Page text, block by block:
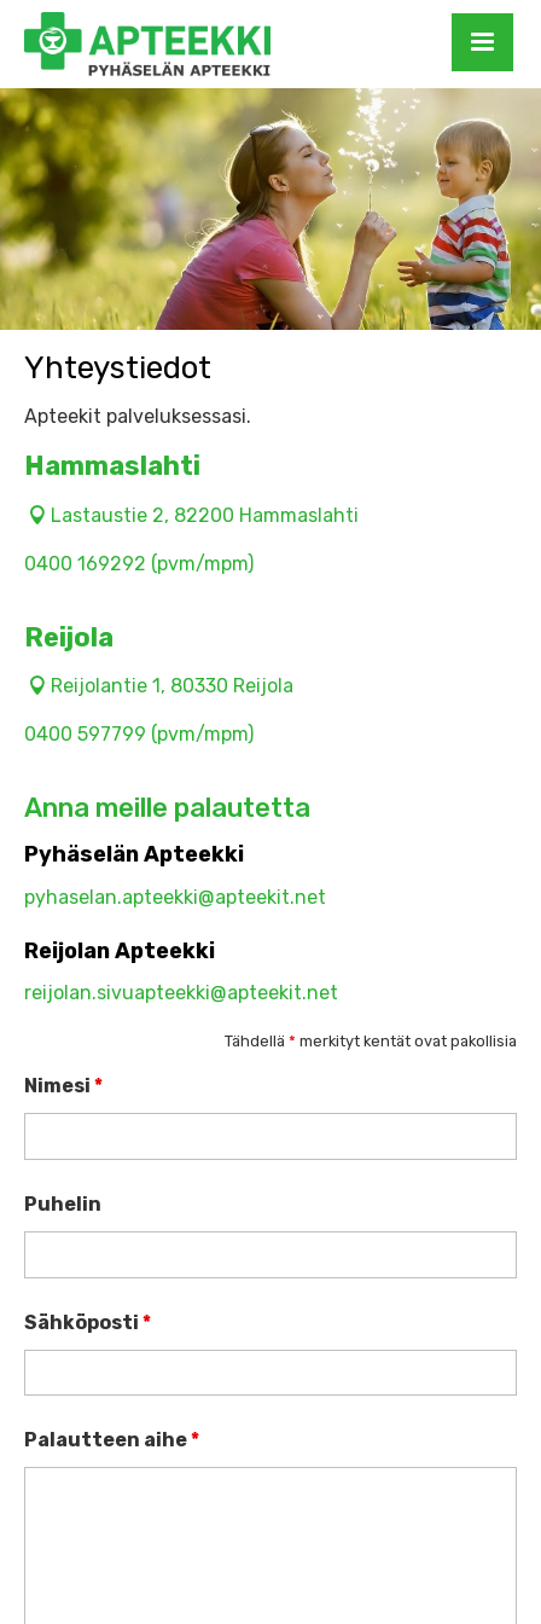
Yhteystiedot
Apteekit palveluksessasi.
Hammaslahti
Lastaustie 2, 82200 Hammaslahti
0400 169292 (pvm/mpm)
Reijola
Reijolantie 1, 80330 Reijola
0400 597799 (pvm/mpm)
Anna meille palautetta
Pyhäselän Apteekki
pyhaselan.apteekki@apteekit.net
Reijolan Apteekki
reijolan.sivuapteekki@apteekit.net
Tähdellä * merkityt kentät ovat pakollisia
Nimesi *
Puhelin
Sähköposti *
Palautteen aihe*